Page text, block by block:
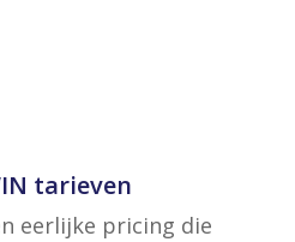
tarieven
eerlijke pricing die